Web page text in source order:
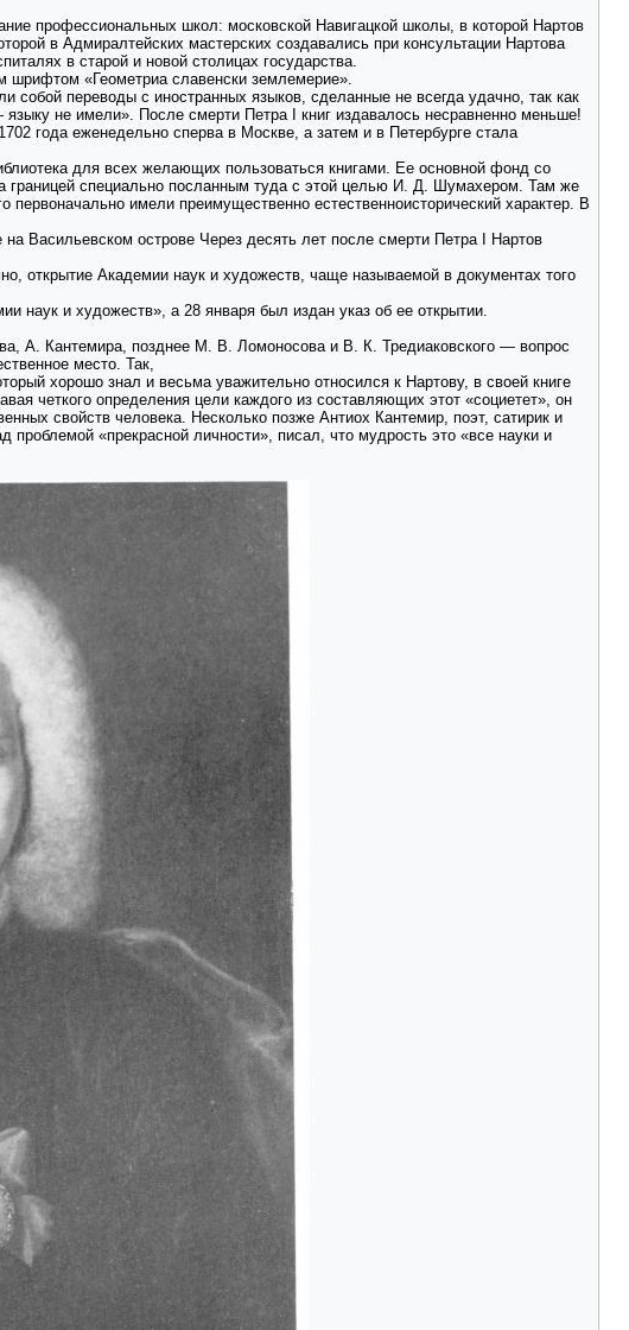
профессиональных школ: московской Навигацкой школы, в которой Нартов
в Адмиралтейских мастерских создавались при консультации Нартова
в старой и новой столицах государства.
шрифтом «Геометриа славенски землемерие».
собой переводы с иностранных языков, сделанные не всегда удачно, так как
не имели». После смерти Петра I книг издавалось несравненно меньше!
года еженедельно сперва в Москве, а затем и в Петербурге стала
для всех желающих пользоваться книгами. Ее основной фонд со
границей специально посланным туда с этой целью И. Д. Шумахером. Там же
имели преимущественно естественноисторический характер. В
Васильевском острове Через десять лет после смерти Петра I Нартов
открытие Академии наук и художеств, чаще называемой в документах того
наук и художеств», а 28 января был издан указ об ее открытии.
А. Кантемира, позднее М. В. Ломоносова и В. К. Тредиаковского — вопрос
место. Так,
хорошо знал и весьма уважительно относился к Нартову, в своей книге
четкого определения цели каждого из составляющих этот «социетет», он
свойств человека. Несколько позже Антиох Кантемир, поэт, сатирик и
«прекрасной личности», писал, что мудрость это «все науки и